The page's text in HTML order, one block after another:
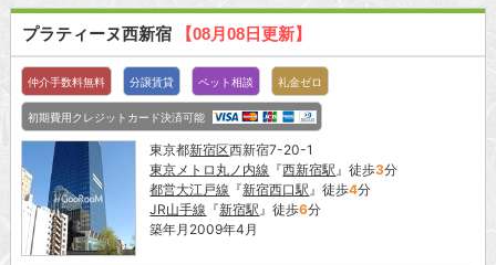
プラティーヌ西新宿 【08月08日更新】
仲介手数料無料 分譲賃貸 ペット相談 礼金ゼロ
初期費用クレジットカード決済可能
東京都新宿区西新宿7-20-1
東京メトロ丸ノ内線 『西新宿駅』徒歩3分
都営大江戸線 『新宿西口駅』徒歩4分
JR山手線 『新宿駅』徒歩6分
築年月2009年4月